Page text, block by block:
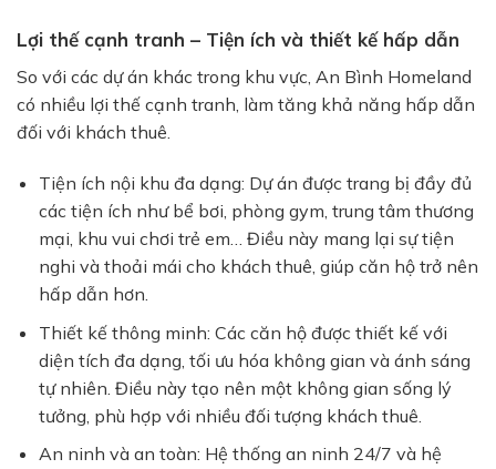
Lợi thế cạnh tranh – Tiện ích và thiết kế hấp dẫn
So với các dự án khác trong khu vực, An Bình Homeland
có nhiều lợi thế cạnh tranh, làm tăng khả năng hấp dẫn
đối với khách thuê.
Tiện ích nội khu đa dạng: Dự án được trang bị đầy đủ
các tiện ích như bể bơi, phòng gym, trung tâm thương
mại, khu vui chơi trẻ em… Điều này mang lại sự tiện
nghi và thoải mái cho khách thuê, giúp căn hộ trở nên
hấp dẫn hơn.
Thiết kế thông minh: Các căn hộ được thiết kế với
diện tích đa dạng, tối ưu hóa không gian và ánh sáng
tự nhiên. Điều này tạo nên một không gian sống lý
tưởng, phù hợp với nhiều đối tượng khách thuê.
An ninh và an toàn: Hệ thống an ninh 24/7 và hệ